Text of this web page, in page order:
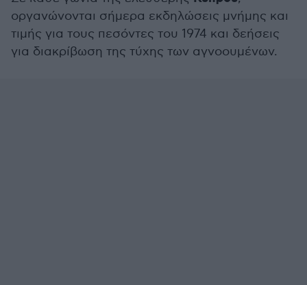
οργανώνονται σήμερα εκδηλώσεις μνήμης και
τιμής για τους πεσόντες του 1974 και δεήσεις
για διακρίβωση της τύχης των αγνοουμένων.